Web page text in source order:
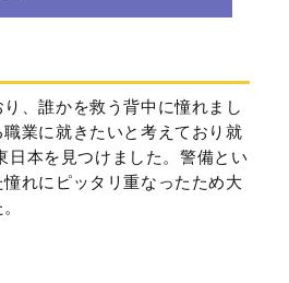
、誰かを救う背中に憧れまし
業に就きたいと考えており就
日本を見つけました。警備とい
れにピッタリ重なったため大